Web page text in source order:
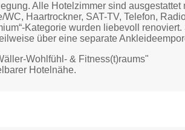
Alle Hotelzimmer sind
Haartrockner, SAT-TV, Telefon,
Kategorie wurden liebevoll
über eine separate
Wohlfühl- & Fitness(t)raums"
Hotelnähe.